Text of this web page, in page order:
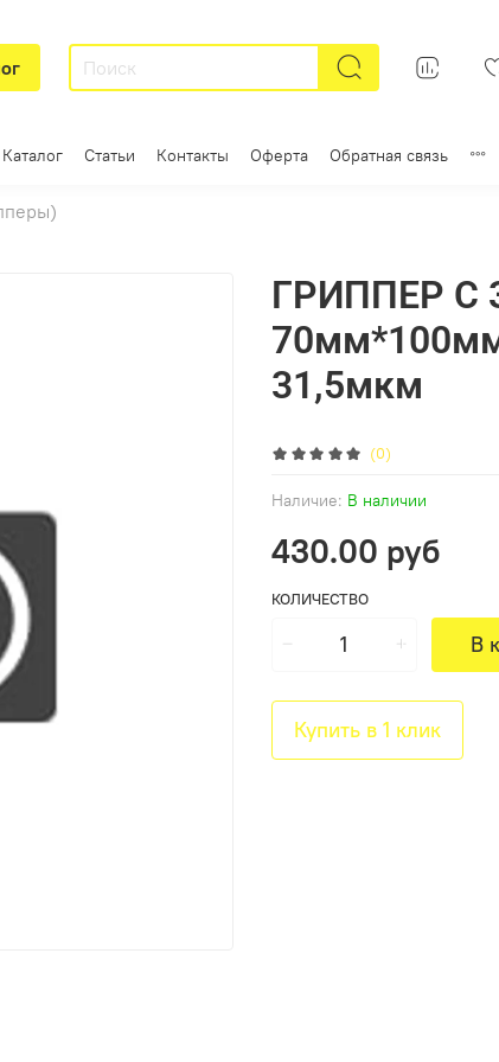
Каталог Статьи Контакты Оферта Обратная связь
(0)
Наличие: В наличии
ГРИППЕР С
31,5мкм
430.00 руб
КОЛИЧЕСТВО
В
Купить в 1 клик